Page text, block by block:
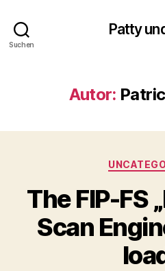
Suchen
Patty
Autor:
The FIP-FS
Scan